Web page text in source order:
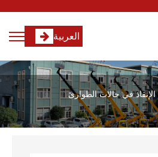
العربية
في حالات الطوارئ